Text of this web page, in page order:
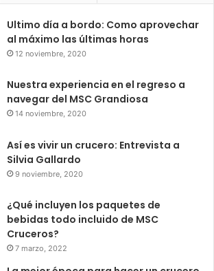
Ultimo día a bordo: Como aprovechar
al máximo las últimas horas
12 noviembre, 2020
Nuestra experiencia en el regreso a
navegar del MSC Grandiosa
14 noviembre, 2020
Así es vivir un crucero: Entrevista a
Silvia Gallardo
9 noviembre, 2020
¿Qué incluyen los paquetes de
bebidas todo incluido de MSC
Cruceros?
7 marzo, 2022